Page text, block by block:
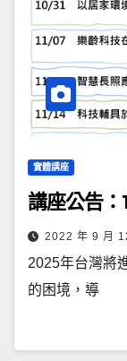
實體講座
講座公告：
2022 年 9 月
2025年台灣將
的困境，導